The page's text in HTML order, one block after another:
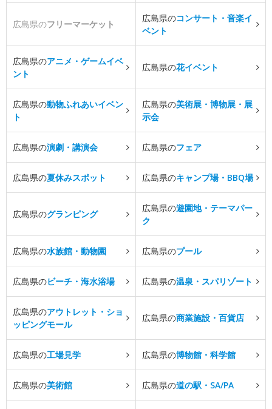
広島県のフリーマーケット
広島県のコンサート・音楽イ
ベント
広島県のアニメ・ゲームイベ
ント
広島県の花イベント
広島県の動物ふれあいイベン
ト
広島県の美術展・博物展・展
示会
広島県の演劇・講演会 広島県のフェア
広島県の夏休みスポット 広島県のキャンプ場・BBQ場
広島県のグランピング
広島県の遊園地・テーマパー
ク
広島県の水族館・動物園 広島県のプール
広島県のビーチ・海水浴場 広島県の温泉・スパリゾート
広島県のアウトレット・ショ
ッピングモール
広島県の商業施設・百貨店
広島県の工場見学 広島県の博物館・科学館
広島県の美術館 広島県の道の駅・SA/PA